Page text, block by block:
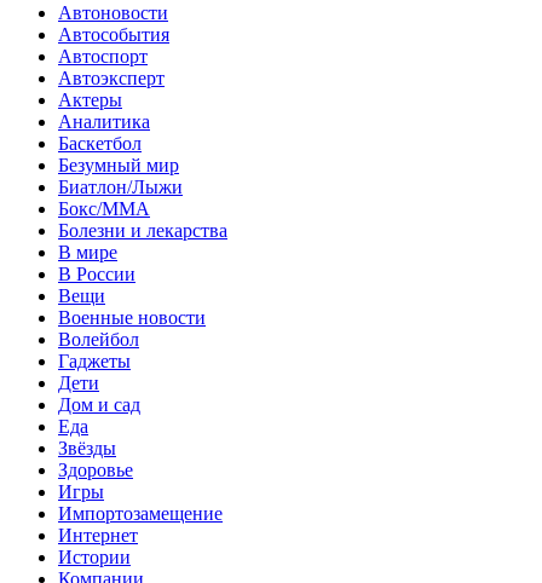
Автоновости
Автособытия
Автоспорт
Автоэксперт
Актеры
Аналитика
Баскетбол
Безумный мир
Биатлон/Лыжи
Бокс/MMA
Болезни и лекарства
В мире
В России
Вещи
Военные новости
Волейбол
Гаджеты
Дети
Дом и сад
Еда
Звёзды
Здоровье
Игры
Импортозамещение
Интернет
Истории
Компании